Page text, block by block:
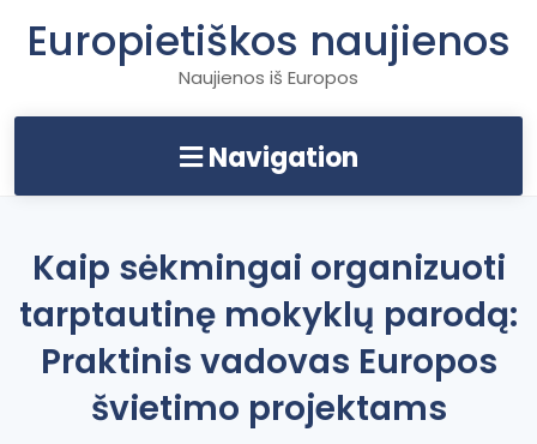
Europietiškos naujienos
Naujienos iš Europos
Navigation
Kaip sėkmingai organizuoti
tarptautinę mokyklų parodą:
Praktinis vadovas Europos
švietimo projektams